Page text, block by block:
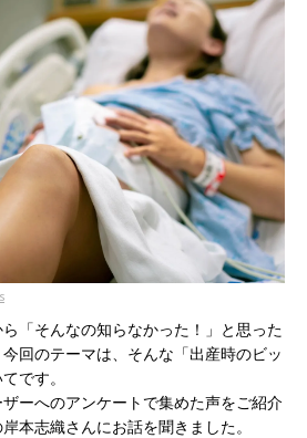
「そんなの知らなかった！」と思った
回のテーマは、そんな「出産時のビッ
です。
ザーへのアンケートで集めた声をご紹介
本志織さんにお話を聞きました。